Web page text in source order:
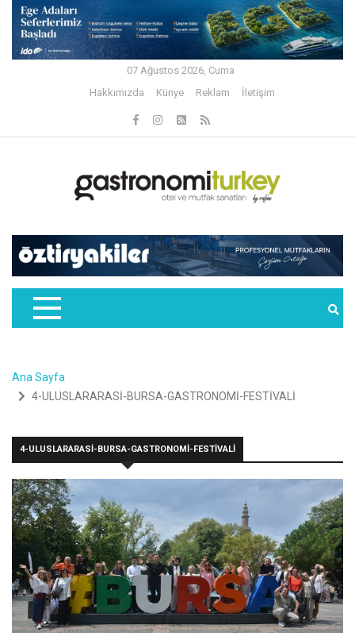
07 Ağustos 2026, Cuma
Hakkımızda
Künye Reklam İletişim
Ana Sayfa
4-ULUSLARARASİ-BURSA-GASTRONOMİ-FESTİVALİ
4-ULUSLARARASİ-BURSA-GASTRONOMİ-FESTİVALİ